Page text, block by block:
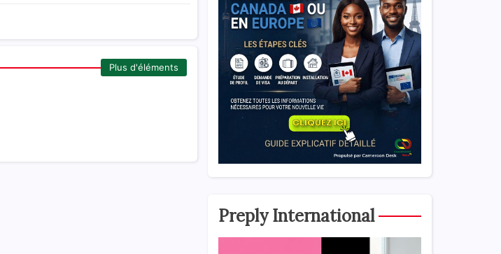
Plus d'éléments
Preply International